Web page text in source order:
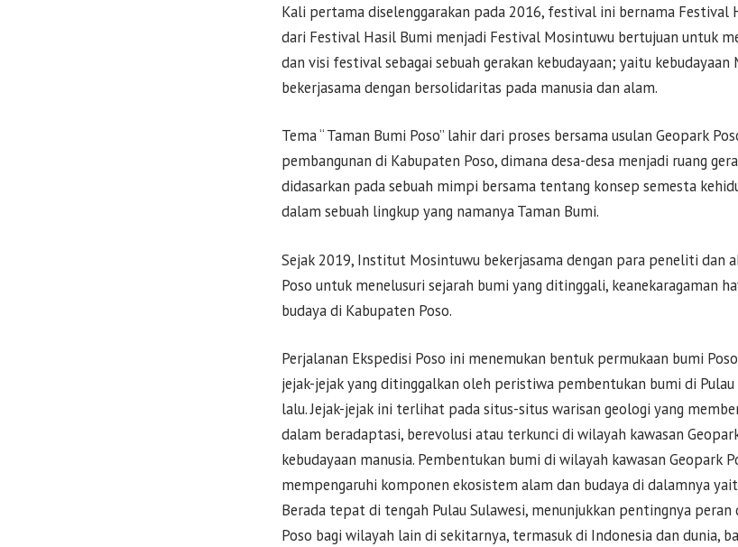
Kali pertama diselenggarakan pada 2016, festival ini bernama Festival
dari Festival Hasil Bumi menjadi Festival Mosintuwu bertujuan untuk
dan visi festival sebagai sebuah gerakan kebudayaan; yaitu kebudayaan
bekerjasama dengan bersolidaritas pada manusia dan alam.
Tema “ Taman Bumi Poso” lahir dari proses bersama usulan Geopark
pembangunan di Kabupaten Poso, dimana desa-desa menjadi ruang
didasarkan pada sebuah mimpi bersama tentang konsep semesta
dalam sebuah lingkup yang namanya Taman Bumi.
Sejak 2019, Institut Mosintuwu bekerjasama dengan para peneliti dan
Poso untuk menelusuri sejarah bumi yang ditinggali, keanekaragaman
budaya di Kabupaten Poso.
Perjalanan Ekspedisi Poso ini menemukan bentuk permukaan bumi
jejak-jejak yang ditinggalkan oleh peristiwa pembentukan bumi di
lalu. Jejak-jejak ini terlihat pada situs-situs warisan geologi yang
dalam beradaptasi, berevolusi atau terkunci di wilayah kawasan
kebudayaan manusia. Pembentukan bumi di wilayah kawasan Geopark
mempengaruhi komponen ekosistem alam dan budaya di dalamnya
Berada tepat di tengah Pulau Sulawesi, menunjukkan pentingnya
Poso bagi wilayah lain di sekitarnya, termasuk di Indonesia dan dunia,